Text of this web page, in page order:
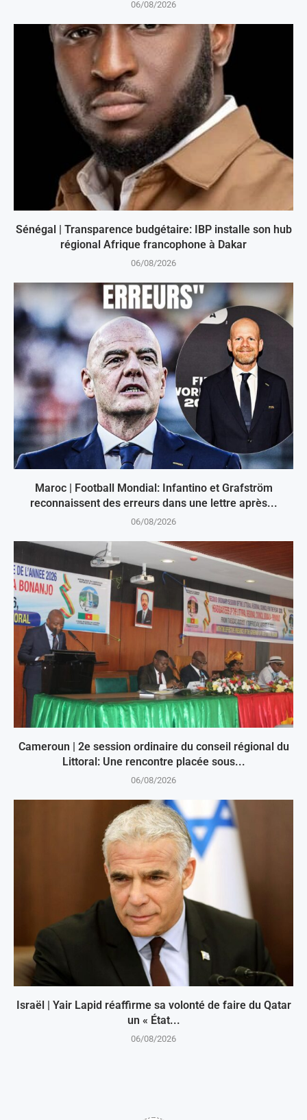
06/08/2026
Sénégal | Transparence budgétaire: IBP installe son hub
régional Afrique francophone à Dakar
06/08/2026
Maroc | Football Mondial: Infantino et Grafström
reconnaissent des erreurs dans une lettre après...
06/08/2026
Cameroun | 2e session ordinaire du conseil régional du
Littoral: Une rencontre placée sous...
06/08/2026
Israël | Yair Lapid réaffirme sa volonté de faire du Qatar
un « État...
06/08/2026